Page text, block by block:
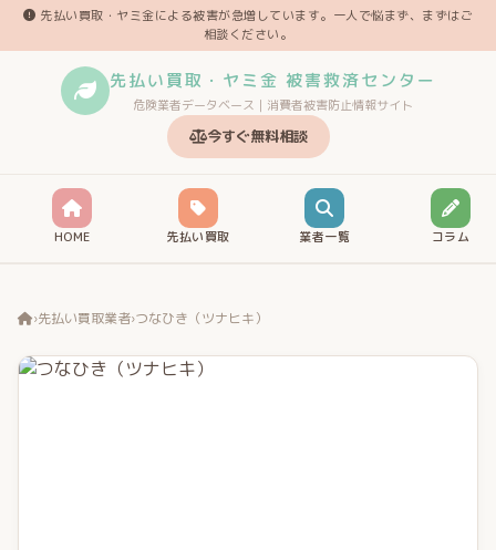
先払い買取・ヤミ金による被害が急増しています。一人で悩まず、まずはご
相談ください。
先払い買取・ヤミ金 被害救済センター
危険業者データベース｜消費者被害防止情報サイト
今すぐ無料相談
HOME 先払い買取 業者一覧 コラム
›先払い買取業者›つなひき（ツナヒキ）